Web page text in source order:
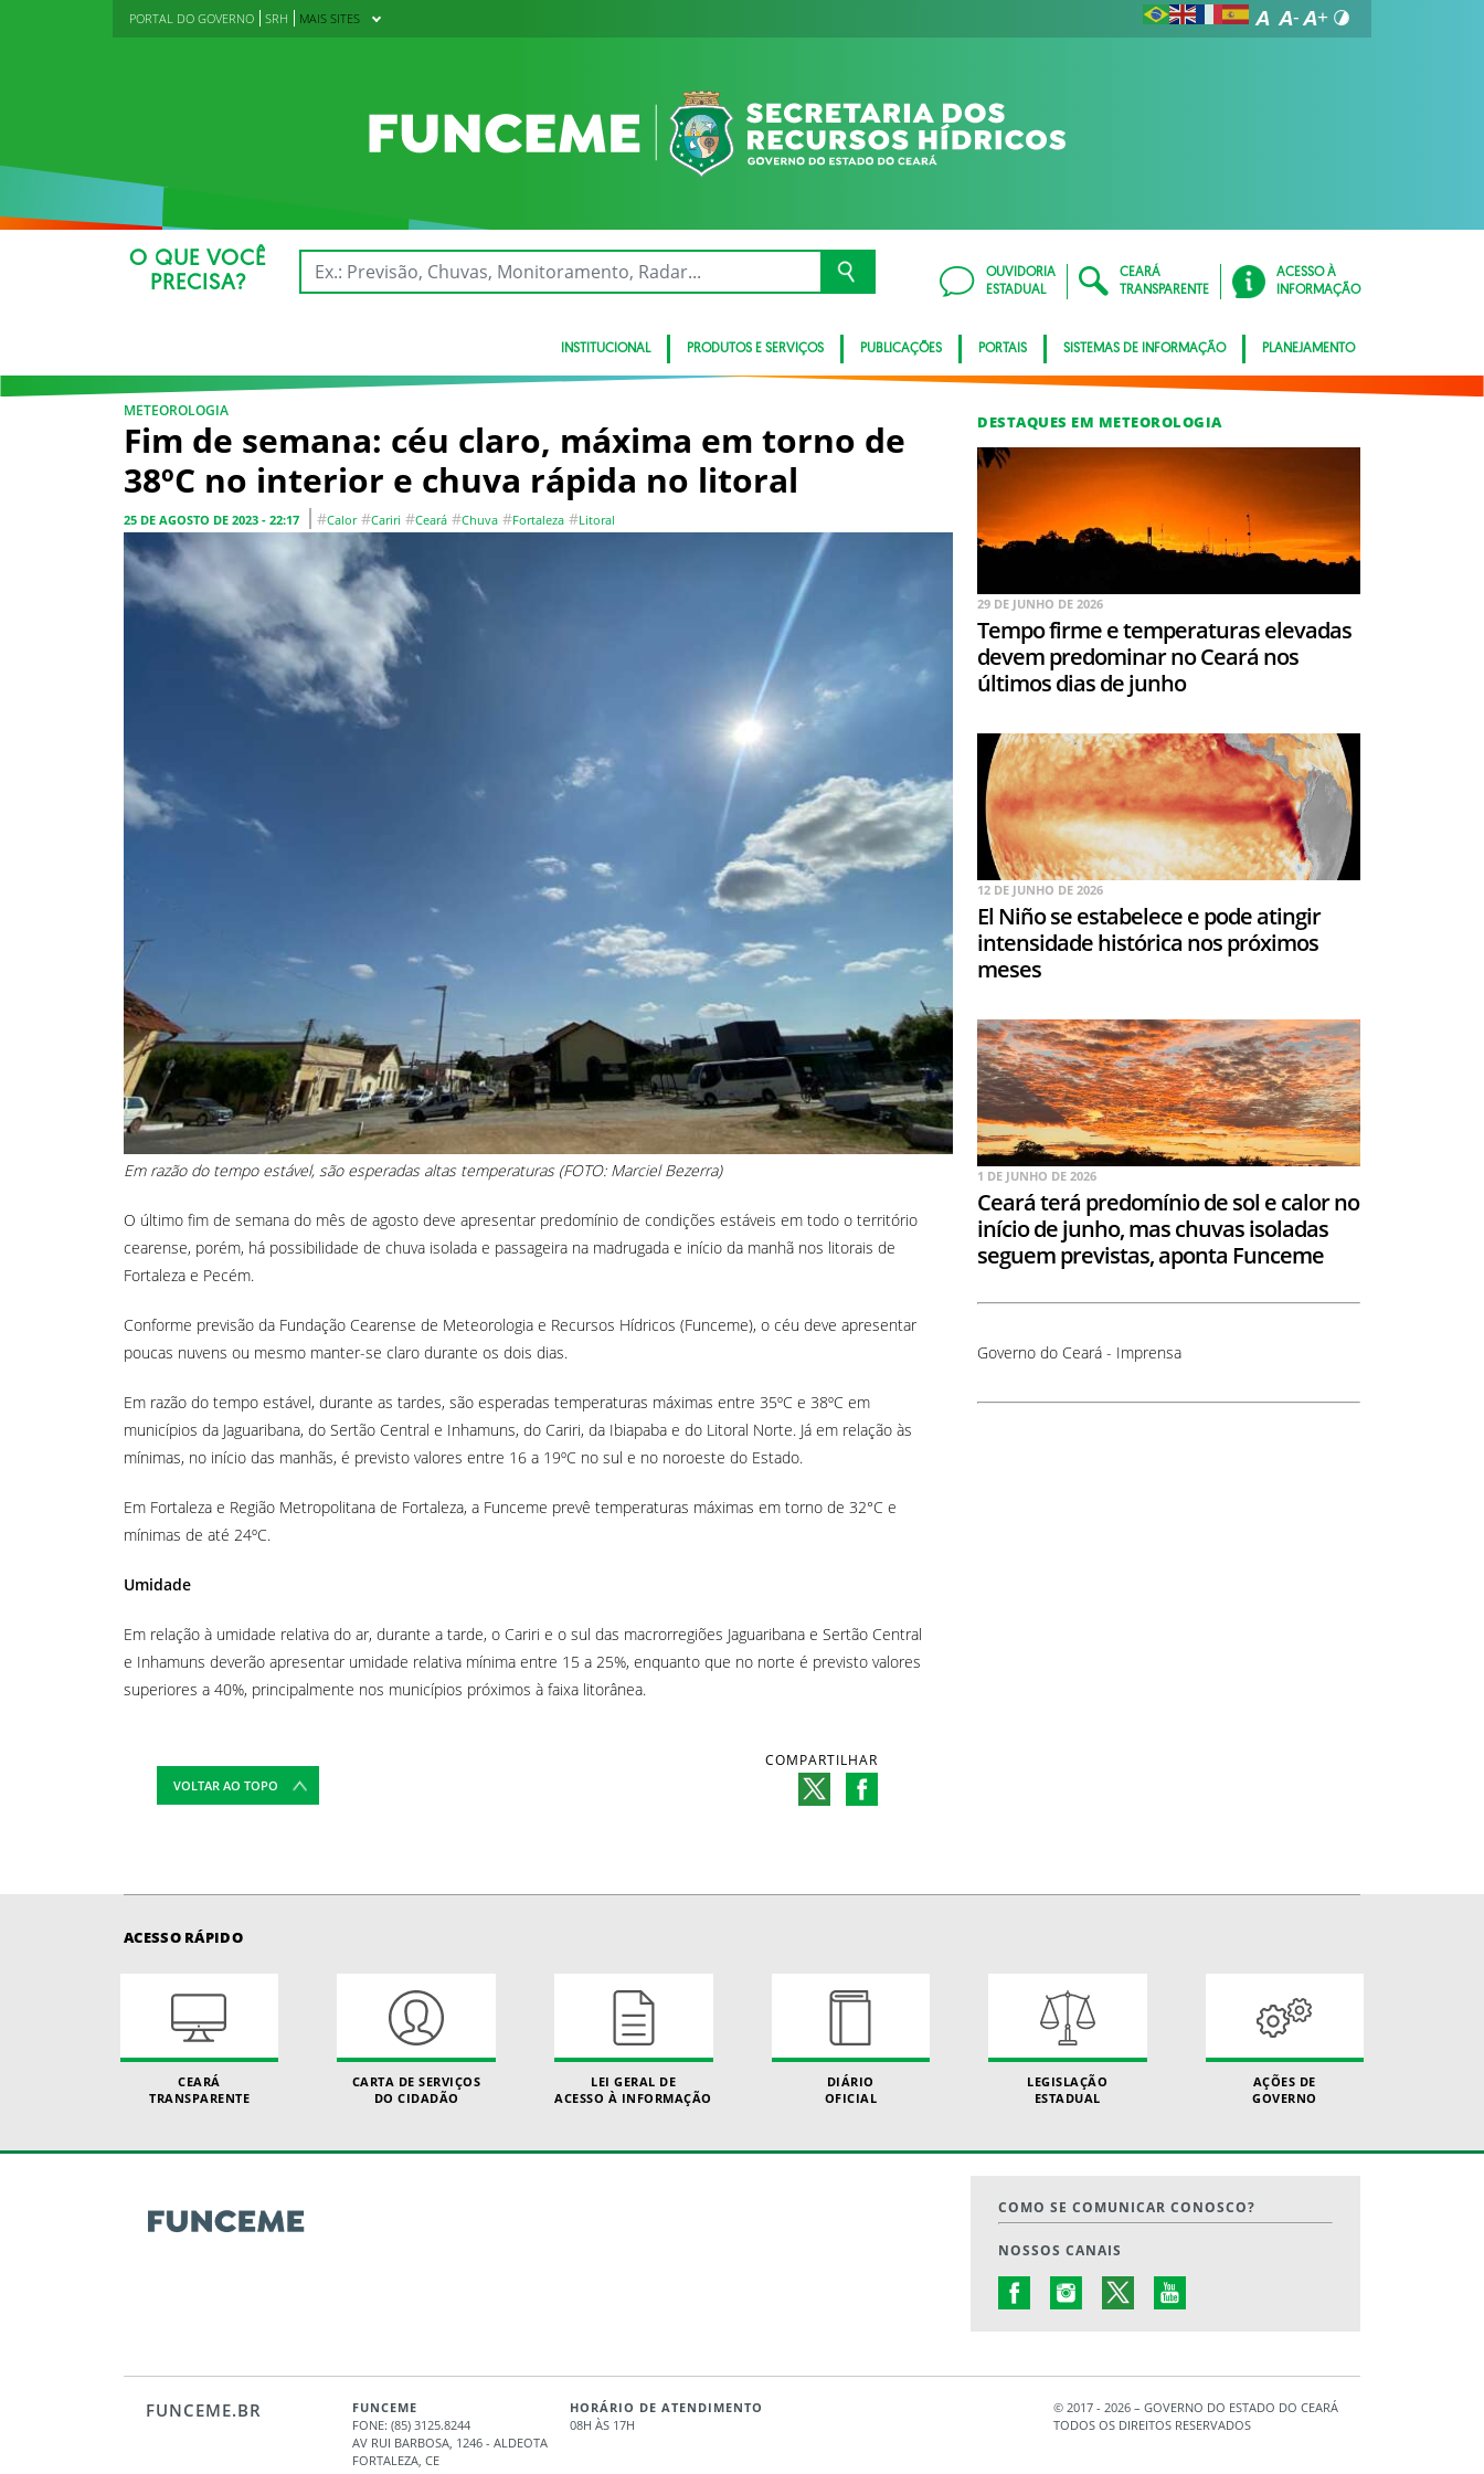
PORTAL DO GOVERNO SRH MAIS SITES
O QUE VOCÊ
PRECISA?
OUVIDORIA
ESTADUAL
CEARÁ
TRANSPARENTE
ACESSO À
INFORMAÇÃO
INSTITUCIONAL PRODUTOS E SERVIÇOS PUBLICAÇÕES PORTAIS SISTEMAS DE INFORMAÇÃO PLANEJAMENTO
METEOROLOGIA
Fim de semana: céu claro, máxima em torno de
38ºC no interior e chuva rápida no litoral
25 DE AGOSTO DE 2023 - 22:17 #Calor#Cariri #Ceará #Chuva #Fortaleza #Litoral
Em razão do tempo estável, são esperadas altas temperaturas (FOTO: Marciel Bezerra)
O último fim de semana do mês de agosto deve apresentar predomínio de condições estáveis em todo o território
cearense, porém, há possibilidade de chuva isolada e passageira na madrugada e início da manhã nos litorais de
Fortaleza e Pecém.
Conforme previsão da Fundação Cearense de Meteorologia e Recursos Hídricos (Funceme), o céu deve apresentar
poucas nuvens ou mesmo manter-se claro durante os dois dias.
Em razão do tempo estável, durante as tardes, são esperadas temperaturas máximas entre 35ºC e 38ºC em
municípios da Jaguaribana, do Sertão Central e Inhamuns, do Cariri, da Ibiapaba e do Litoral Norte. Já em relação às
mínimas, no início das manhãs, é previsto valores entre 16 a 19ºC no sul e no noroeste do Estado.
Em Fortaleza e Região Metropolitana de Fortaleza, a Funceme prevê temperaturas máximas em torno de 32°C e
mínimas de até 24ºC.
Umidade
Em relação à umidade relativa do ar, durante a tarde, o Cariri e o sul das macrorregiões Jaguaribana e Sertão Central
e Inhamuns deverão apresentar umidade relativa mínima entre 15 a 25%, enquanto que no norte é previsto valores
superiores a 40%, principalmente nos municípios próximos à faixa litorânea.
VOLTAR AO TOPO
COMPARTILHAR
DESTAQUES EM METEOROLOGIA
29 DE JUNHO DE 2026
Tempo firme e temperaturas elevadas
devem predominar no Ceará nos
últimos dias de junho
12 DE JUNHO DE 2026
El Niño se estabelece e pode atingir
intensidade histórica nos próximos
meses
1 DE JUNHO DE 2026
Ceará terá predomínio de sol e calor no
início de junho, mas chuvas isoladas
seguem previstas, aponta Funceme
Governo do Ceará - Imprensa
ACESSO RÁPIDO
CEARÁ
TRANSPARENTE
CARTA DE SERVIÇOS
DO CIDADÃO
LEI GERAL DE
ACESSO À INFORMAÇÃO
DIÁRIO
OFICIAL
LEGISLAÇÃO
ESTADUAL
AÇÕES DE
GOVERNO
COMO SE COMUNICAR CONOSCO?
NOSSOS CANAIS
FUNCEME.BR
FUNCEME
FONE: (85) 3125.8244
AV RUI BARBOSA, 1246 - ALDEOTA
FORTALEZA, CE
HORÁRIO DE ATENDIMENTO
08H ÀS 17H
© 2017 - 2026 – GOVERNO DO ESTADO DO CEARÁ
TODOS OS DIREITOS RESERVADOS